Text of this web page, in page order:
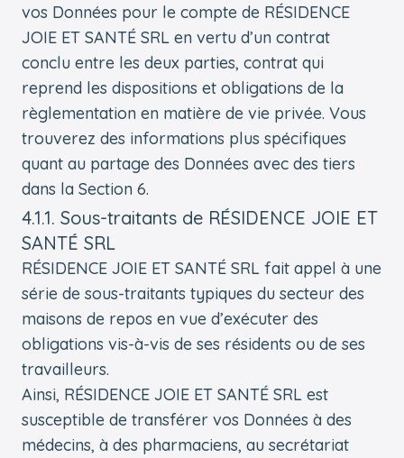
vos Données pour le compte de RÉSIDENCE
JOIE ET SANTÉ SRL en vertu d’un contrat
conclu entre les deux parties, contrat qui
reprend les dispositions et obligations de la
règlementation en matière de vie privée. Vous
trouverez des informations plus spécifiques
quant au partage des Données avec des tiers
dans la Section 6.
4.1.1. Sous-traitants de RÉSIDENCE JOIE ET
SANTÉ SRL
RÉSIDENCE JOIE ET SANTÉ SRL fait appel à une
série de sous-traitants typiques du secteur des
maisons de repos en vue d’exécuter des
obligations vis-à-vis de ses résidents ou de ses
travailleurs.
Ainsi, RÉSIDENCE JOIE ET SANTÉ SRL est
susceptible de transférer vos Données à des
médecins, à des pharmaciens, au secrétariat